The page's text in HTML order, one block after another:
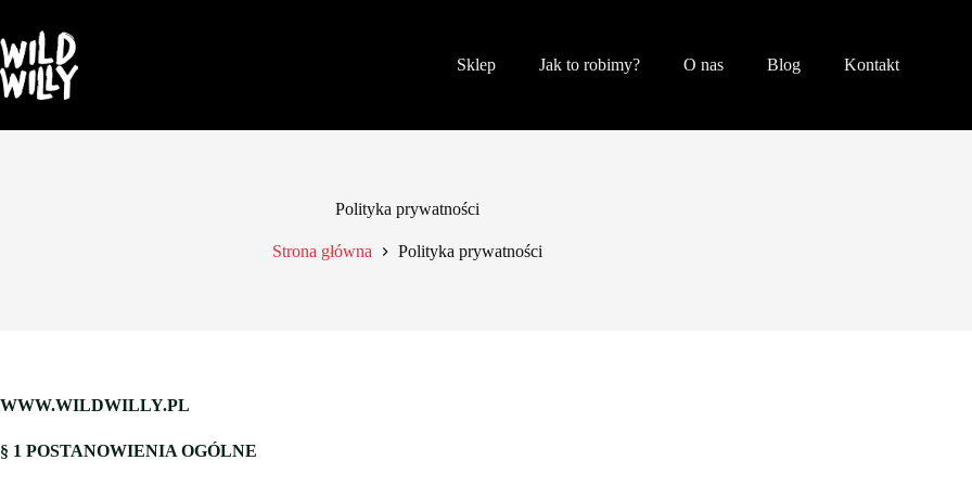
treści
Sklep
Jak to robimy? O nas Blog Kontakt
Polityka prywatności
Strona główna Polityka prywatności
WWW.WILDWILLY.PL
§ 1 POSTANOWIENIA OGÓLNE